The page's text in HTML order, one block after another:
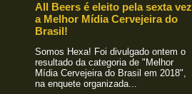
All Beers é eleito pela sexta vez
a Melhor Mídia Cervejeira do
Brasil!
Somos Hexa! Foi divulgado ontem o
resultado da categoria de "Melhor
Mídia Cervejeira do Brasil em 2018",
na enquete organizada...